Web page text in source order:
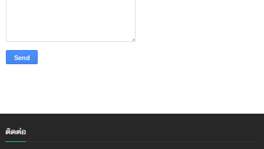
ติดต่อ